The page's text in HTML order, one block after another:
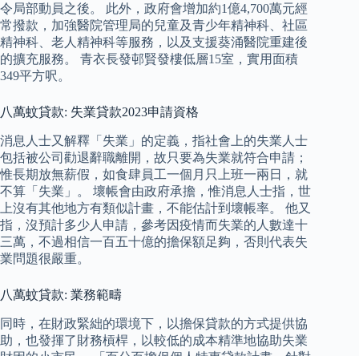
令局部動員之後。 此外，政府會增加約1億4,700萬元經
常撥款，加強醫院管理局的兒童及青少年精神科、社區
精神科、老人精神科等服務，以及支援葵涌醫院重建後
的擴充服務。 青衣長發邨賢發樓低層15室，實用面積
349平方呎。
八萬蚊貸款: 失業貸款2023申請資格
消息人士又解釋「失業」的定義，指社會上的失業人士
包括被公司勸退辭職離開，故只要為失業就符合申請；
惟長期放無薪假，如食肆員工一個月只上班一兩日，就
不算「失業」。 壞帳會由政府承擔，惟消息人士指，世
上沒有其他地方有類似計畫，不能估計到壞帳率。 他又
指，沒預計多少人申請，參考因疫情而失業的人數達十
三萬，不過相信一百五十億的擔保額足夠，否則代表失
業問題很嚴重。
八萬蚊貸款: 業務範疇
同時，在財政緊絀的環境下，以擔保貸款的方式提供協
助，也發揮了財務槓桿，以較低的成本精準地協助失業